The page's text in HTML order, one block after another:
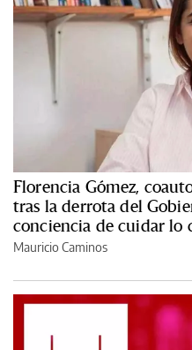
Florencia Gómez,
tras la derrota del
conciencia de cuidar lo
Mauricio Caminos